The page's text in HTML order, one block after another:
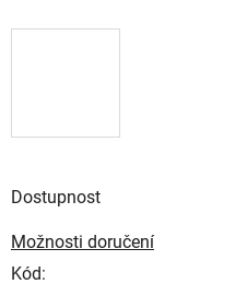
Dostupnost
Možnosti doručení
Kód: